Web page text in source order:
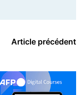
Article précédent